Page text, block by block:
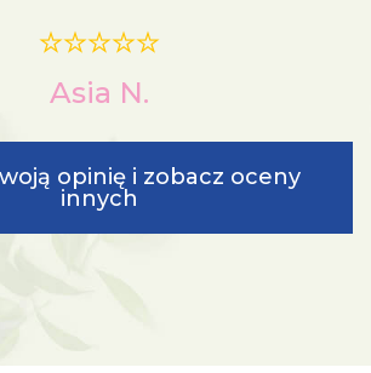
Asia N.
opinię i zobacz oceny
innych